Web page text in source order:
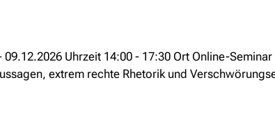
09.12.2026 Uhrzeit 14:00 - 17:30 Ort Online-
extrem rechte Rhetorik und